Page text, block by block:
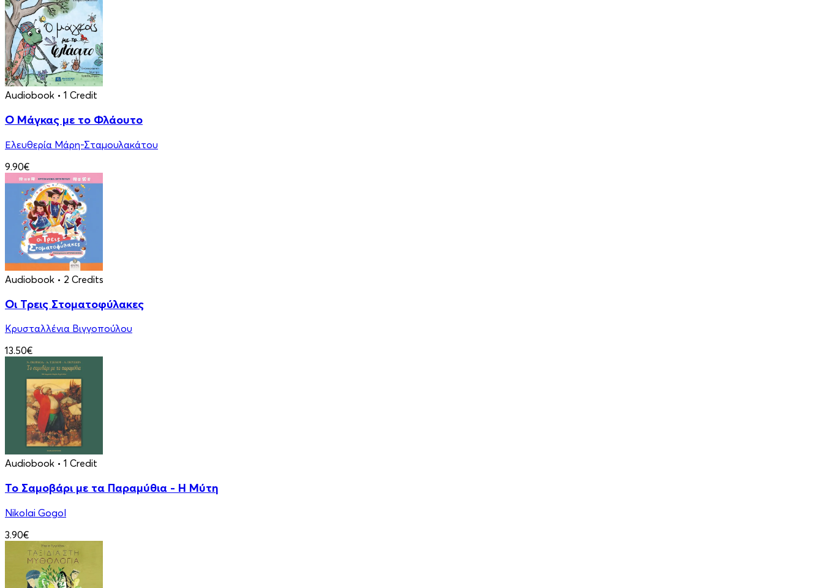
Audiobook • 1 Credit
Ο Μάγκας με το Φλάουτο
Ελευθερία Μάρη-Σταμουλακάτου
9.90€
Audiobook • 2 Credits
Οι Τρεις Στοματοφύλακες
Κρυσταλλένια Βιγγοπούλου
13.50€
Audiobook • 1 Credit
Το Σαμοβάρι με τα Παραμύθια - Η Μύτη
Nikolai Gogol
3.90€